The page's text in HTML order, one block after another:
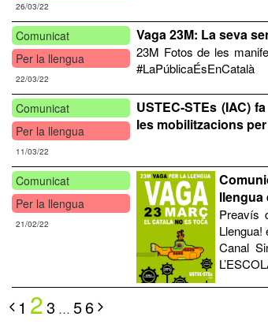
26/03/22
Comunicat
Per la llengua
22/03/22
Vaga 23M: La seva
23M Fotos de les
#LaPúblicaÉsEnCatalà
Comunicat
Per la llengua
11/03/22
USTEC-STEs (IAC)
les mobilitzacions
Comunicat
Per la llengua
21/02/22
llengua
Preavís
Llengua!
Canal
1 23 … 56